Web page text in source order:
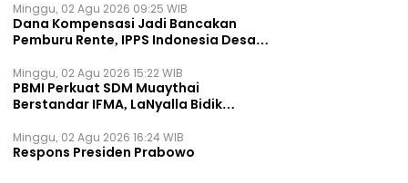
Minggu, 02 Agu 2026 09:25 WIB
Dana Kompensasi Jadi Bancakan
Pemburu Rente, IPPS Indonesia Desak
Permanen
Minggu, 02 Agu 2026 15:22 WIB
PBMI Perkuat SDM Muaythai
Berstandar IFMA, LaNyalla Bidik
Minggu, 02 Agu 2026 16:24 WIB
Respons Presiden Prabowo